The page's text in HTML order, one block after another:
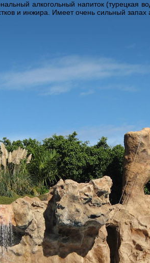
алкогольный напиток (турецкая
и инжира. Имеет очень сильный запах